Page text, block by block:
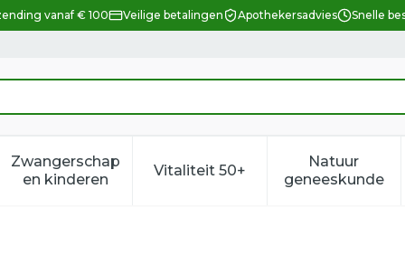
vanaf € 100 Veilige betalingen Apothekersadvies Snelle
verzorging en hygiëne categorie
voor Dieet, voeding en vitamines categorie
Zwangerschap
en kinderenToon submenu voor Zwangerschap en
Vitaliteit 50+Toon submenu voor
Natuur
geneeskunde
Toon